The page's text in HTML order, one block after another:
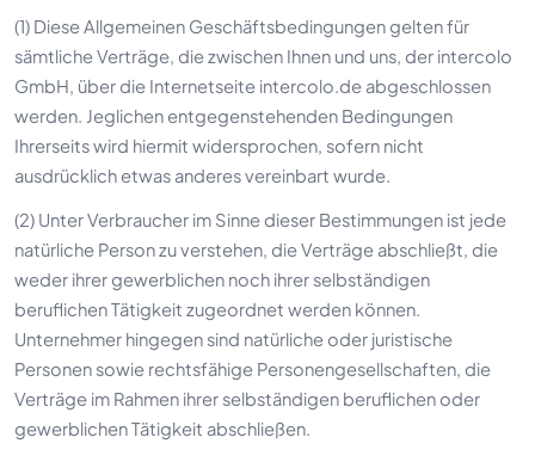
(1) Diese Allgemeinen Geschäftsbedingungen gelten für
sämtliche Verträge, die zwischen Ihnen und uns, der intercolo
GmbH, über die Internetseite intercolo.de abgeschlossen
werden. Jeglichen entgegenstehenden Bedingungen
Ihrerseits wird hiermit widersprochen, sofern nicht
ausdrücklich etwas anderes vereinbart wurde.
(2) Unter Verbraucher im Sinne dieser Bestimmungen ist jede
natürliche Person zu verstehen, die Verträge abschließt, die
weder ihrer gewerblichen noch ihrer selbständigen
beruflichen Tätigkeit zugeordnet werden können.
Unternehmer hingegen sind natürliche oder juristische
Personen sowie rechtsfähige Personengesellschaften, die
Verträge im Rahmen ihrer selbständigen beruflichen oder
gewerblichen Tätigkeit abschließen.